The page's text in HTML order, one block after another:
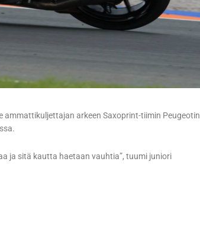
arkeen Saxoprint-tiimin Peugeotin
ja sitä kautta haetaan vauhtia”, tuumi juniori